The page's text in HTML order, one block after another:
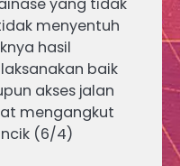
yang tidak
menyentuh
hasil
baik
akses jalan
mengangkut
(6/4)